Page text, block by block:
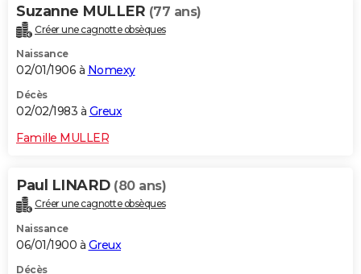
Suzanne MULLER (77 ans)
Créer une cagnotte obsèques
Naissance
02/01/1906 à Nomexy
Décès
02/02/1983 à Greux
Famille MULLER
Paul LINARD (80 ans)
Créer une cagnotte obsèques
Naissance
06/01/1900 à Greux
Décès